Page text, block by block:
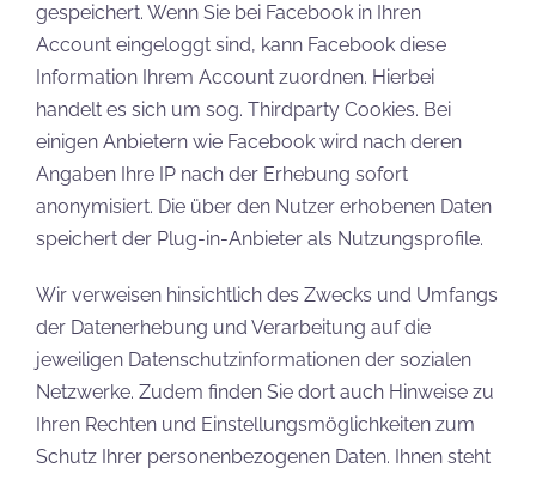
gespeichert. Wenn Sie bei Facebook in Ihren
Account eingeloggt sind, kann Facebook diese
Information Ihrem Account zuordnen. Hierbei
handelt es sich um sog. Thirdparty Cookies. Bei
einigen Anbietern wie Facebook wird nach deren
Angaben Ihre IP nach der Erhebung sofort
anonymisiert. Die über den Nutzer erhobenen Daten
speichert der Plug-in-Anbieter als Nutzungsprofile.
Wir verweisen hinsichtlich des Zwecks und Umfangs
der Datenerhebung und Verarbeitung auf die
jeweiligen Datenschutzinformationen der sozialen
Netzwerke. Zudem finden Sie dort auch Hinweise zu
Ihren Rechten und Einstellungsmöglichkeiten zum
Schutz Ihrer personenbezogenen Daten. Ihnen steht